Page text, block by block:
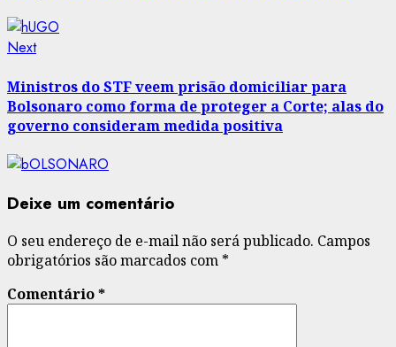
NextNext
Ministros do STF veem prisão domiciliar para
Bolsonaro como forma de proteger a Corte; alas do
governo consideram medida positiva
Deixe um comentário
O seu endereço de e-mail não será publicado. Campos
obrigatórios são marcados com *
Comentário*